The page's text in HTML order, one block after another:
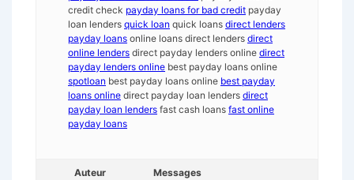
credit check payday loans for bad credit payday
loan lenders quick loan quick loans direct lenders
payday loans online loans direct lenders direct
online lenders direct payday lenders online direct
payday lenders online best payday loans online
spotloan best payday loans online best payday
loans online direct payday loan lenders direct
payday loan lenders fast cash loans fast online
payday loans
Auteur Messages